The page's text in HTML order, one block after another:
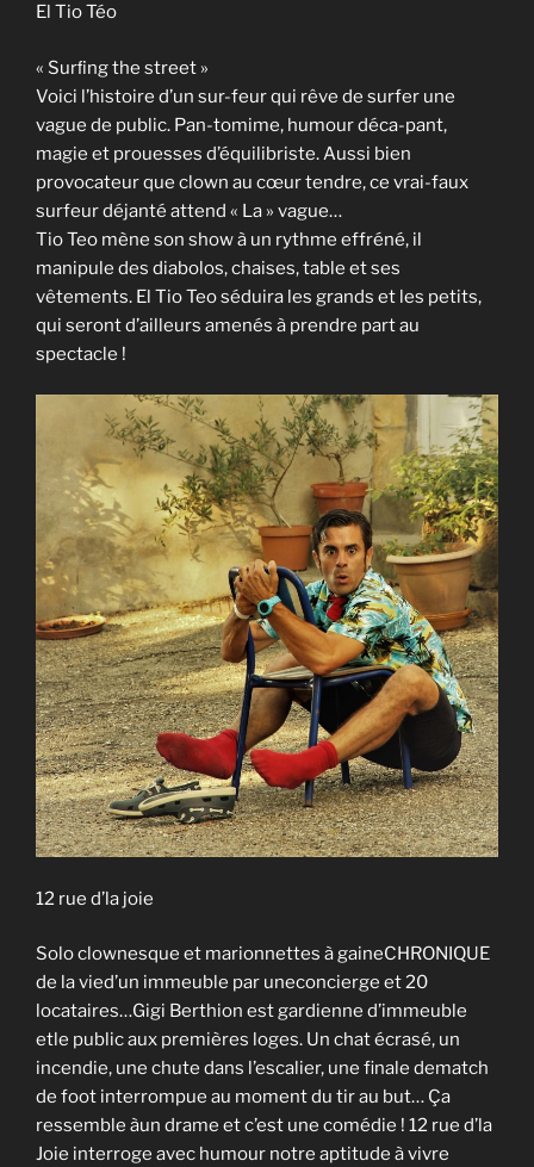
El Tio Téo
« Surﬁng the street »
Voici l’histoire d’un sur-feur qui rêve de surfer une
vague de public. Pan-tomime, humour déca-pant,
magie et prouesses d’équilibriste. Aussi bien
provocateur que clown au cœur tendre, ce vrai-faux
surfeur déjanté attend « La » vague…
Tio Teo mène son show à un rythme effréné, il
manipule des diabolos, chaises, table et ses
vêtements. El Tio Teo séduira les grands et les petits,
qui seront d’ailleurs amenés à prendre part au
spectacle !
12 rue d’la joie
Solo clownesque et marionnettes à gaineCHRONIQUE
de la vied’un immeuble par uneconcierge et 20
locataires…Gigi Berthion est gardienne d’immeuble
etle public aux premières loges. Un chat écrasé, un
incendie, une chute dans l’escalier, une finale dematch
de foot interrompue au moment du tir au but… Ça
ressemble àun drame et c’est une comédie ! 12 rue d’la
Joie interroge avec humour notre aptitude à vivre